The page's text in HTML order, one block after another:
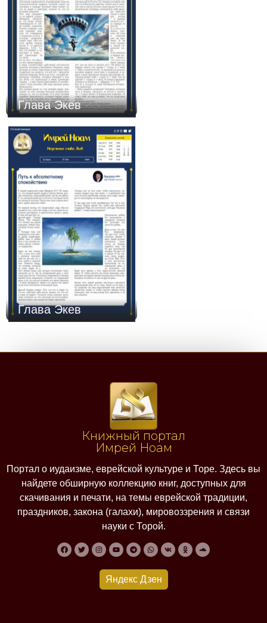
Глава Экев
Глава Экев
Книжный портал
Имрей Ноам
Портал о иудаизме, еврейской культуре и Торе. Здесь вы
найдете обширную коллекцию книг, доступных для
скачивания и печати, на темы еврейской традиции,
праздников, закона (галахи), мировоззрения и связи
науки с Торой.
Яндекс Дзен